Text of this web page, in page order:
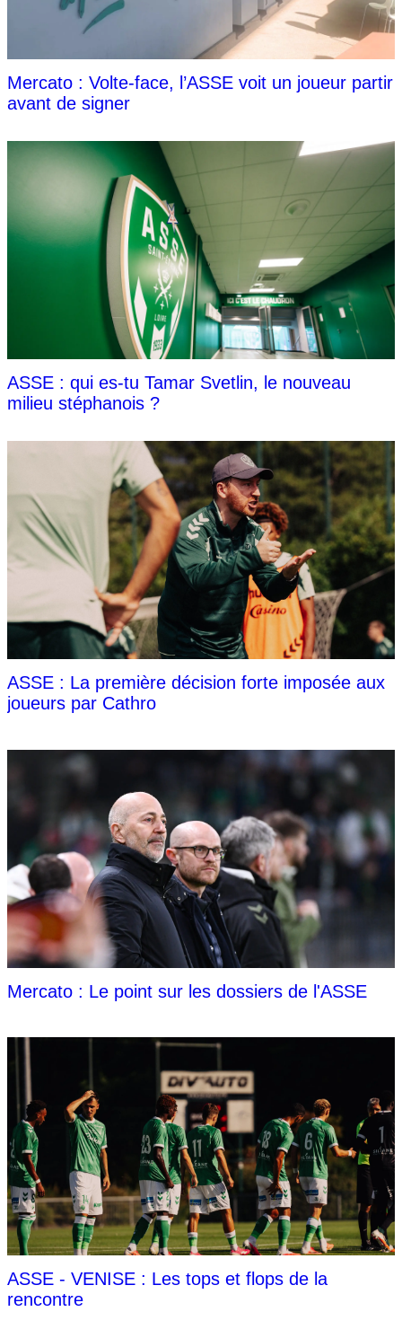
Mercato : Volte-face, l’ASSE voit un joueur partir
avant de signer
ASSE : qui es-tu Tamar Svetlin, le nouveau
milieu stéphanois ?
ASSE : La première décision forte imposée aux
joueurs par Cathro
Mercato : Le point sur les dossiers de l'ASSE
ASSE - VENISE : Les tops et flops de la
rencontre